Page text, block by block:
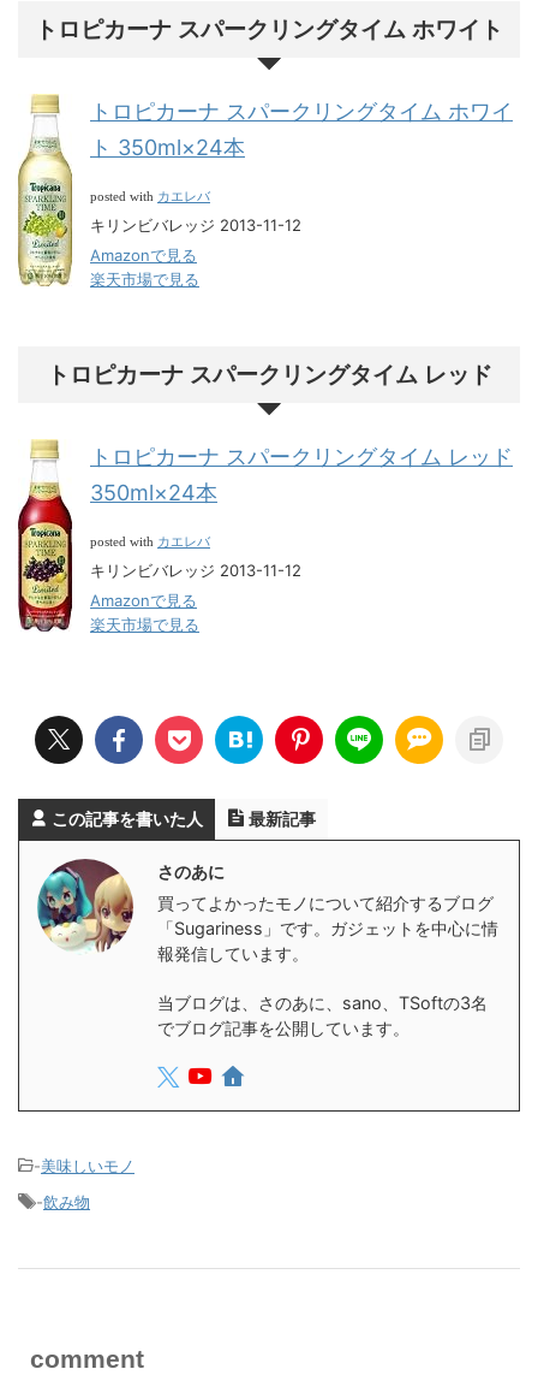
トロピカーナ スパークリングタイム ホワイト
トロピカーナ スパークリングタイム ホワイ
ト 350ml×24本
posted with カエレバ
キリンビバレッジ 2013-11-12
Amazonで見る
楽天市場で見る
トロピカーナ スパークリングタイム レッド
トロピカーナ スパークリングタイム レッド
350ml×24本
posted with カエレバ
キリンビバレッジ 2013-11-12
Amazonで見る
楽天市場で見る
この記事を書いた人 最新記事
さのあに
買ってよかったモノについて紹介するブログ
「Sugariness」です。ガジェットを中心に情
報発信しています。
当ブログは、さのあに、sano、TSoftの3名
でブログ記事を公開しています。
-美味しいモノ
-飲み物
comment